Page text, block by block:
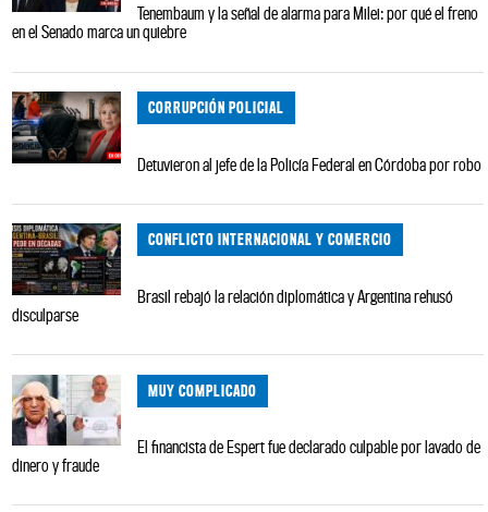
Tenembaum y la señal de alarma para Milei: por qué el freno
en el Senado marca un quiebre
CORRUPCIÓN POLICIAL
Detuvieron al jefe de la Policía Federal en Córdoba por robo
CONFLICTO INTERNACIONAL Y COMERCIO
Brasil rebajó la relación diplomática y Argentina rehusó
disculparse
MUY COMPLICADO
El financista de Espert fue declarado culpable por lavado de
dinero y fraude